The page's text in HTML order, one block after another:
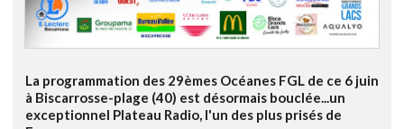
La programmation des 29èmes Océanes FGL de ce 6 juin
à Biscarrosse-plage (40) est désormais bouclée...un
exceptionnel Plateau Radio, l'un des plus prisés de